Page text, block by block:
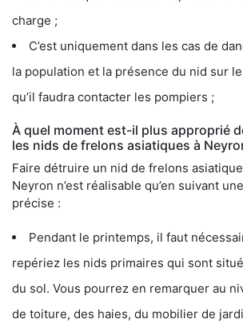
charge ;
C’est uniquement dans les cas de
la population et la présence du nid sur
qu’il faudra contacter les pompiers ;
À quel moment est-il plus approprié
les nids de frelons asiatiques à
Faire détruire un nid de frelons
Neyron n’est réalisable qu’en suivant
précise :
Pendant le printemps, il faut
repériez les nids primaires qui sont
du sol. Vous pourrez en remarquer au
de toiture, des haies, du mobilier de